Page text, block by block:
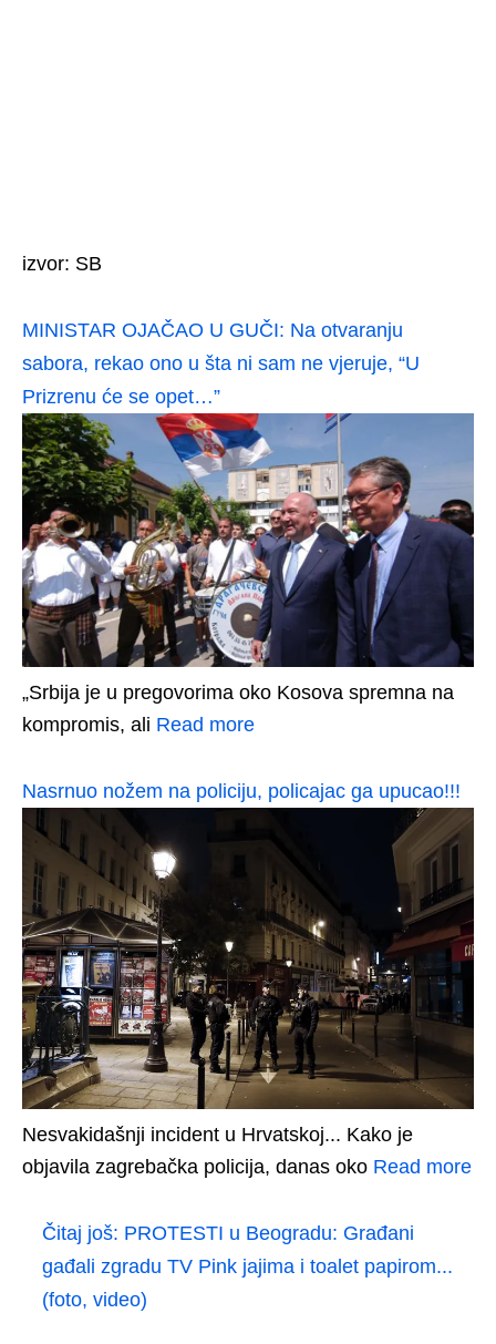
izvor: SB
MINISTAR OJAČAO U GUČI: Na otvaranju
sabora, rekao ono u šta ni sam ne vjeruje, “U
Prizrenu će se opet…”
„Srbija je u pregovorima oko Kosova spremna na
kompromis, ali Read more
Nasrnuo nožem na policiju, policajac ga upucao!!!
Nesvakidašnji incident u Hrvatskoj... Kako je
objavila zagrebačka policija, danas oko Read more
Čitaj još: PROTESTI u Beogradu: Građani
gađali zgradu TV Pink jajima i toalet papirom...
(foto, video)